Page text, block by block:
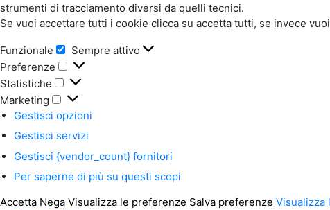
strumenti di tracciamento diversi da quelli tecnici.
Se vuoi accettare tutti i cookie clicca su accetta tutti, se invece
Funzionale Funzionale
Sempre attivo
Preferenze
Preferenze
Statistiche
Statistiche
Marketing
Marketing
Gestisci opzioni
Gestisci servizi
Gestisci {vendor_count} fornitori
Per saperne di più su questi scopi
Accetta Nega Visualizza le preferenze Salva preferenze Visualizza